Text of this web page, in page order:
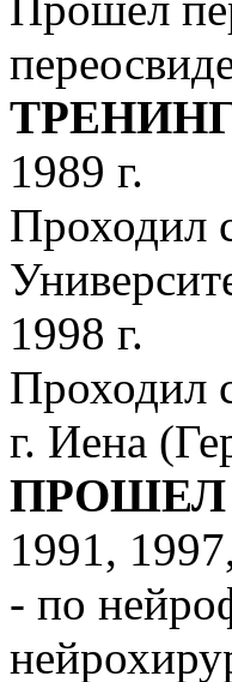
1989 г.
Проходил
1998 г.
Проходил
г. Иена
ПРОШЕЛ
1991,
- по